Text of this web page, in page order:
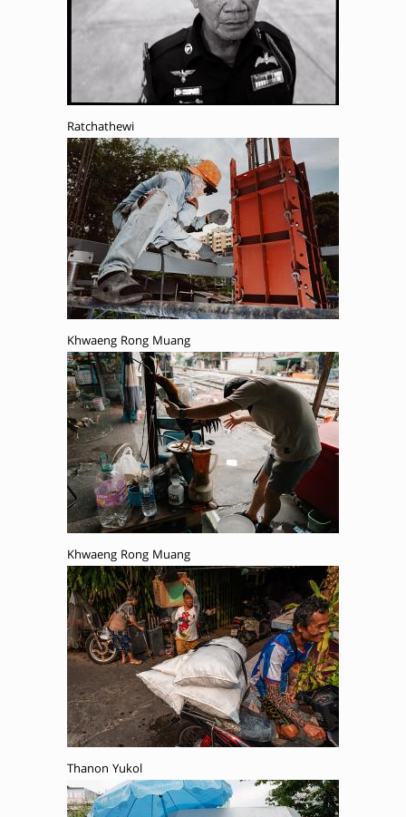
Ratchathewi
Khwaeng Rong Muang
Khwaeng Rong Muang
Thanon Yukol